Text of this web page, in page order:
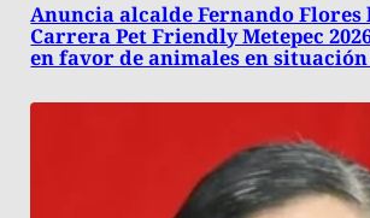
Anuncia alcalde Fernando Flores
Carrera Pet Friendly Metepec
en favor de animales en